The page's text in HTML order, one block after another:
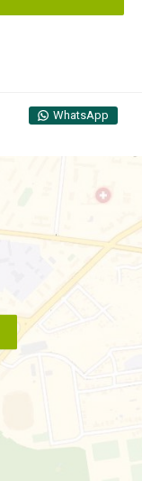
WhatsApp